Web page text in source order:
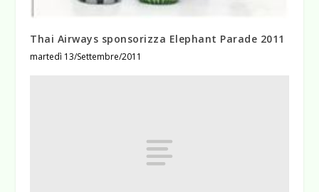
Thai Airways sponsorizza Elephant Parade 2011
martedì 13/Settembre/2011